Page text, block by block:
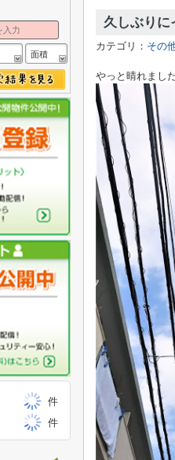
久しぶりに
カテゴリ： その
やっと晴れまし
面積
件
件